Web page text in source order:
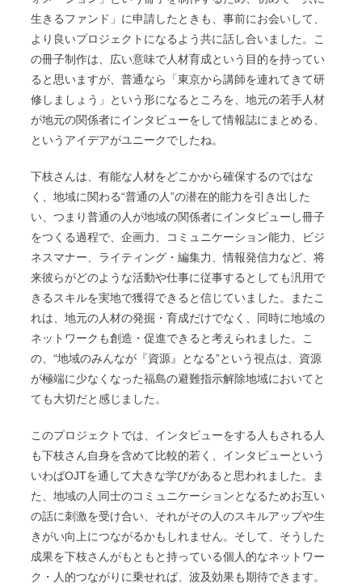
生きるファンド」に申請したときも、事前にお会いして、
より良いプロジェクトになるよう共に話し合いました。こ
の冊子制作は、広い意味で人材育成という目的を持ってい
ると思いますが、普通なら「東京から講師を連れてきて研
修しましょう」という形になるところを、地元の若手人材
が地元の関係者にインタビューをして情報誌にまとめる、
というアイデアがユニークでしたね。
下枝さんは、有能な人材をどこかから確保するのではな
く、地域に関わる“普通の人”の潜在的能力を引き出した
い、つまり普通の人が地域の関係者にインタビューし冊子
をつくる過程で、企画力、コミュニケーション能力、ビジ
ネスマナー、ライティング・編集力、情報発信力など、将
来彼らがどのような活動や仕事に従事するとしても汎用で
きるスキルを実地で獲得できると信じていました。またこ
れは、地元の人材の発掘・育成だけでなく、同時に地域の
ネットワークも創造・促進できると考えられました。こ
の、“地域のみんなが『資源』となる”という視点は、資源
が極端に少なくなった福島の避難指示解除地域においてと
ても大切だと感じました。
このプロジェクトでは、インタビューをする人もされる人
も下枝さん自身を含めて比較的若く、インタビューという
いわばOJTを通して大きな学びがあると思われました。ま
た、地域の人同士のコミュニケーションとなるためお互い
の話に刺激を受け合い、それがその人のスキルアップや生
きがい向上につながるかもしれません。そして、そうした
成果を下枝さんがもともと持っている個人的なネットワー
ク・人的つながりに乗せれば、波及効果も期待できます。